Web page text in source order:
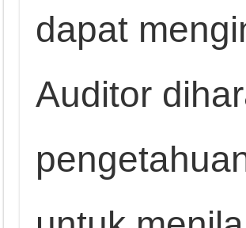
dapat
Auditor